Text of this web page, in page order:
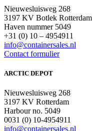
Nieuwesluisweg 268
3197 KV Botlek Rotterdam
Haven nummer 5049
+31 (0) 10 – 4954911
info@containersales.nl
Contact formulier
ARCTIC DEPOT
Nieuwesluisweg 268
3197 KV Rotterdam
Harbour no. 5049
0031 (0) 10-4954911
info@containersales.nl